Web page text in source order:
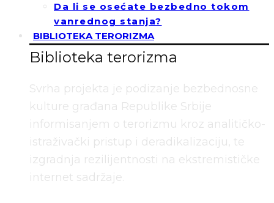
Da li se osećate bezbedno tokom
vanrednog stanja?
BIBLIOTEKA TERORIZMA
Biblioteka terorizma
Svrha projekta je podizanje bezbednosne
kulture građana Republike Srbije
informisanjem o terorizmu kroz analitičko-
istraživački pristup i deradikalizaciju, te
izgradnja rezilijentnosti na ekstremističke
internet sadržaje.